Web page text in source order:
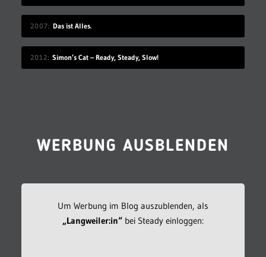
2007 Das ist Alles.
2012 Simon’s Cat – Ready, Steady, Slow!
WERBUNG AUSBLENDEN
Um Werbung im Blog auszublenden, als
„Langweiler:in“bei Steady einloggen: